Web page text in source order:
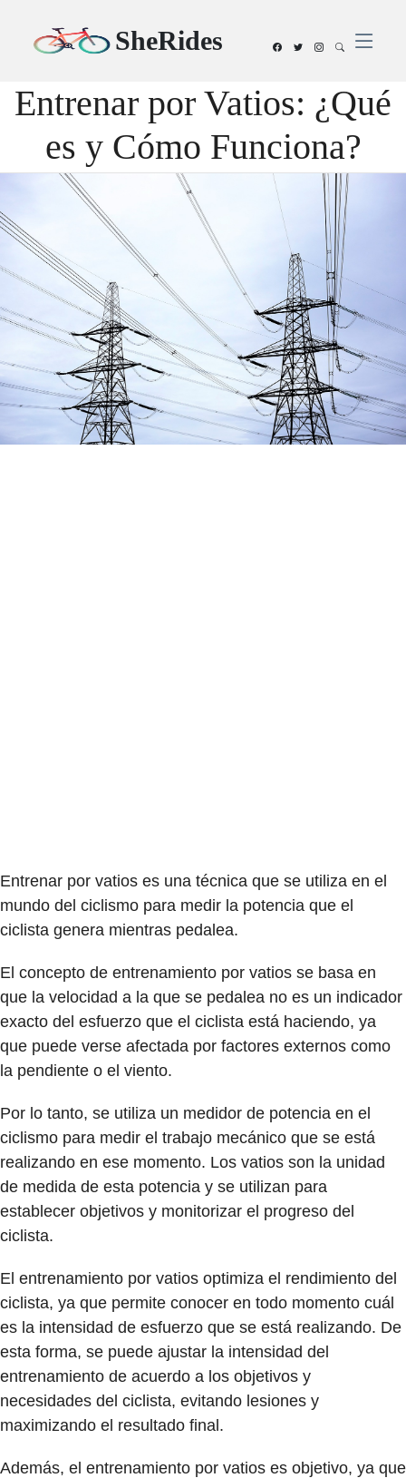
SheRides
Entrenar por Vatios: ¿Qué
es y Cómo Funciona?
Entrenar por vatios es una técnica que se utiliza en el
mundo del ciclismo para medir la potencia que el
ciclista genera mientras pedalea.
El concepto de entrenamiento por vatios se basa en
que la velocidad a la que se pedalea no es un indicador
exacto del esfuerzo que el ciclista está haciendo, ya
que puede verse afectada por factores externos como
la pendiente o el viento.
Por lo tanto, se utiliza un medidor de potencia en el
ciclismo para medir el trabajo mecánico que se está
realizando en ese momento. Los vatios son la unidad
de medida de esta potencia y se utilizan para
establecer objetivos y monitorizar el progreso del
ciclista.
El entrenamiento por vatios optimiza el rendimiento del
ciclista, ya que permite conocer en todo momento cuál
es la intensidad de esfuerzo que se está realizando. De
esta forma, se puede ajustar la intensidad del
entrenamiento de acuerdo a los objetivos y
necesidades del ciclista, evitando lesiones y
maximizando el resultado final.
Además, el entrenamiento por vatios es objetivo, ya que